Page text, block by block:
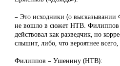
– Это исходники (о
не вошло в сюжет НТВ. Филиппов
действовал как разведчик, но
слышит, либо, что вероятнее
Филиппов – Ушенину (НТВ):